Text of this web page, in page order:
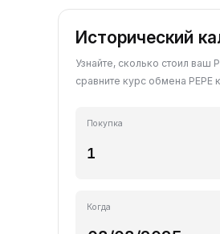
Исторический
Узнайте, сколько стоил ваш
сравните курс обмена PEPE
Покупка
Когда